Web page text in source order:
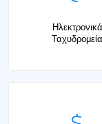
Ηλεκτρονικά
Ταχυδρομεία